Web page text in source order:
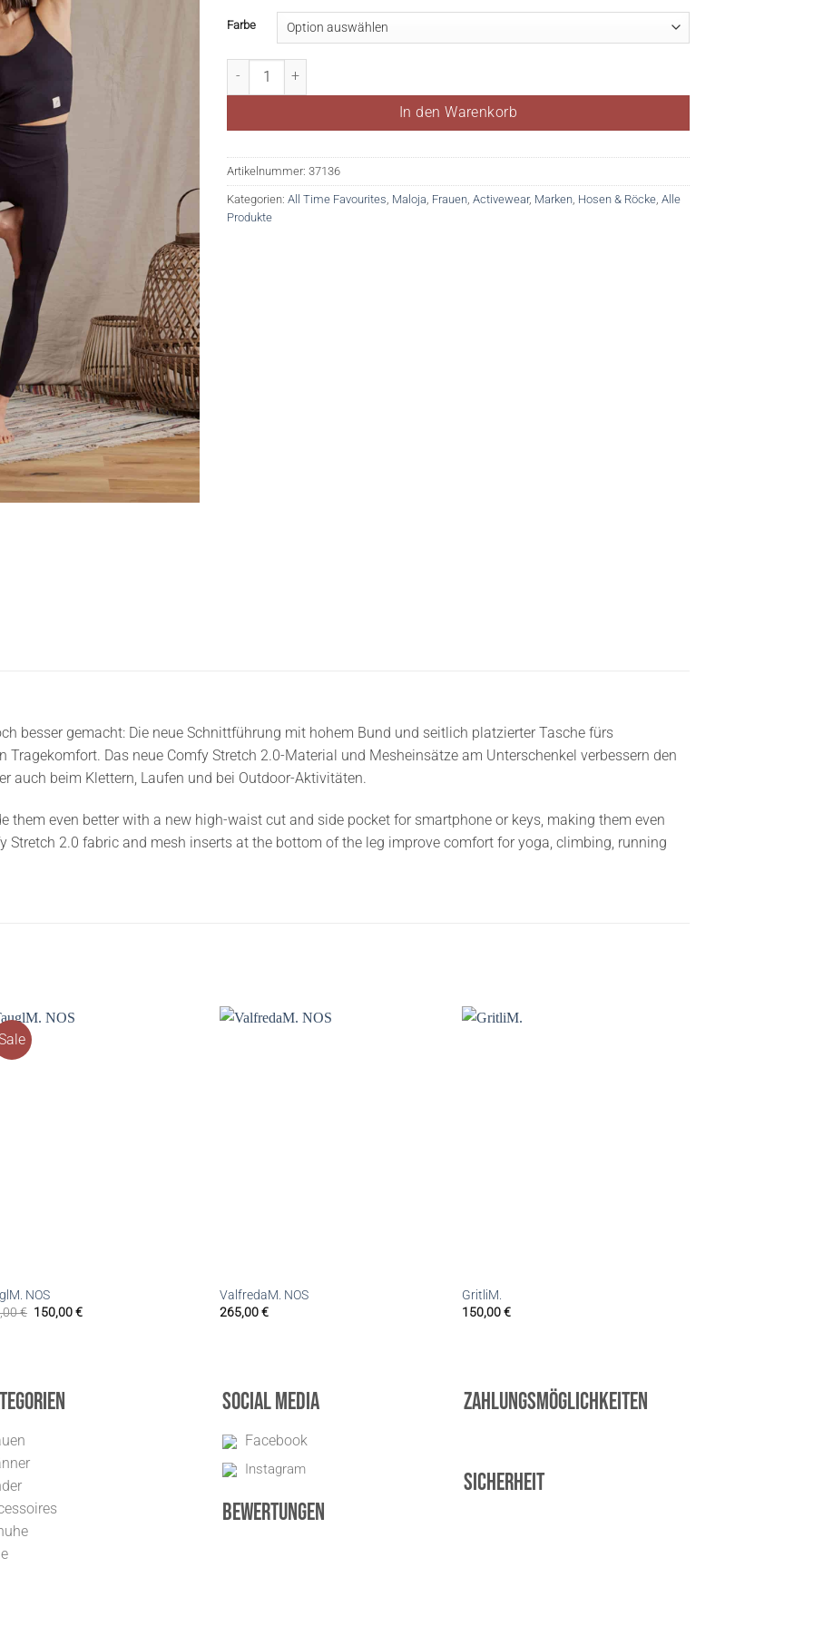
Farbe
PunyaM. Menge
In den Warenkorb
Artikelnummer: 37136
Kategorien: All Time Favourites Maloja Frauen Activewear, Marken Hosen & Röcke Alle
Produkte
besser gemacht: Die neue Schnittführung mit hohem Bund und seitlich platzierter Tasche fürs
Tragekomfort. Das neue Comfy Stretch 2.0-Material und Mesheinsätze am Unterschenkel verbessern den
auch beim Klettern, Laufen und bei Outdoor-Aktivitäten.
them even better with a new high-waist cut and side pocket for smartphone or keys, making them even
Stretch 2.0 fabric and mesh inserts at the bottom of the leg improve comfort for yoga, climbing, running
NOS
€ 150,00€
ValfredaM. NOS
265,00€
GritliM.
150,00€
Social Media
Facebook
Instagram
Bewertungen
Zahlungsmöglichkeiten
Sicherheit